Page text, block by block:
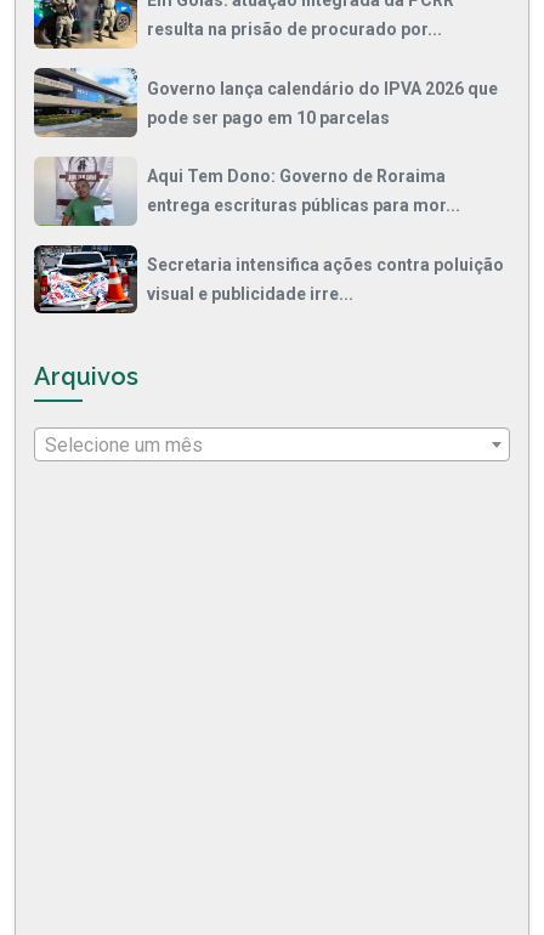
resulta na prisão de procurado por...
Governo lança calendário do IPVA 2026 que
pode ser pago em 10 parcelas
Aqui Tem Dono: Governo de Roraima
entrega escrituras públicas para mor...
Secretaria intensifica ações contra poluição
visual e publicidade irre...
Arquivos
Selecione um mês